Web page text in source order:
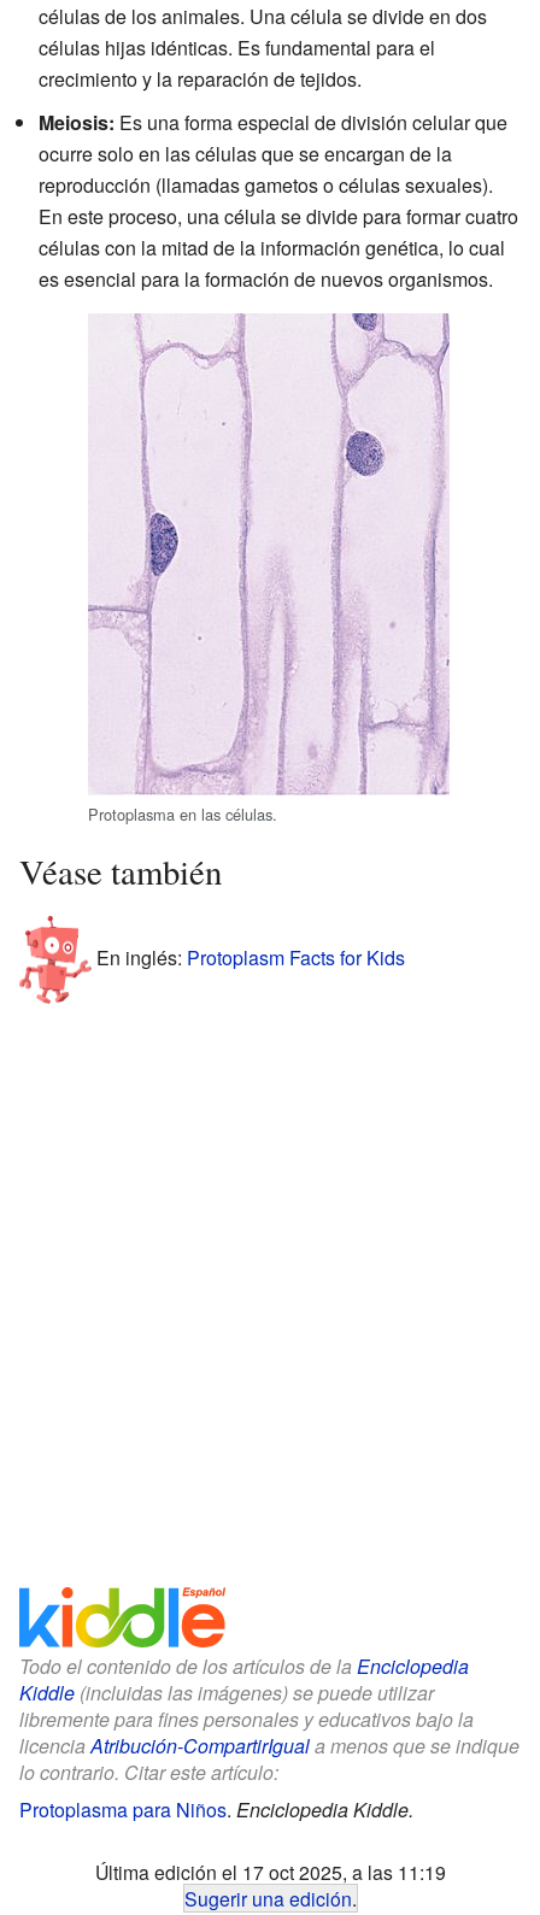
células de los animales. Una célula se divide en dos
células hijas idénticas. Es fundamental para el
crecimiento y la reparación de tejidos.
Meiosis: Es una forma especial de división celular que
ocurre solo en las células que se encargan de la
reproducción (llamadas gametos o células sexuales).
En este proceso, una célula se divide para formar cuatro
células con la mitad de la información genética, lo cual
es esencial para la formación de nuevos organismos.
Protoplasma en las células.
Véase también
En inglés: Protoplasm Facts for Kids
Todo el contenido de los artículos de la Enciclopedia
Kiddle (incluidas las imágenes) se puede utilizar
libremente para fines personales y educativos bajo la
licencia Atribución-CompartirIguala menos que se indique
lo contrario. Citar este artículo:
Protoplasma para Niños. Enciclopedia Kiddle.
Última edición el 17 oct 2025, a las 11:19
Sugerir una edición.